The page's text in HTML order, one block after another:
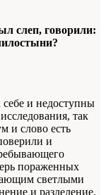
слеп, говорили:
и недоступны
так
и слово есть
и
пораженных
светлыми
и разделение.